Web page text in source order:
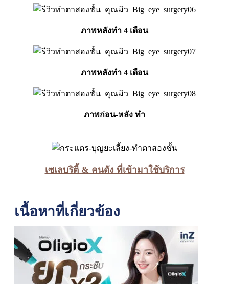
ภาพหลังทำ 4 เดือน
ภาพหลังทำ 4 เดือน
ภาพก่อน-หลัง ทำ
เซเลบริตี้ & คนดัง ที่เข้ามาใช้บริการ
เนื้อหาที่เกี่ยวข้อง